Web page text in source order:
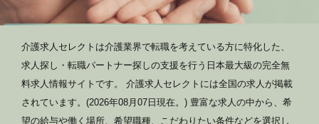
介護求人セレクトは介護業界で転職を考えている方に特化した、
求人探し・転職パートナー探しの支援を行う日本最大級の完全無
料求人情報サイトです。 介護求人セレクトには全国の求人が掲載
されています。(2026年08月07日現在。) 豊富な求人の中から、希
望の給与や働く場所、希望職種、こだわりたい条件などを選択し